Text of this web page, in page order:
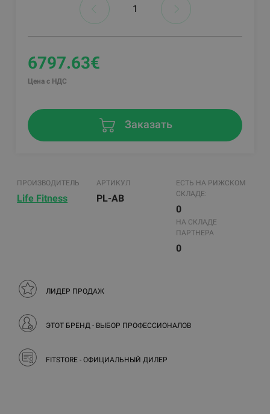
6797.63€
Цена с НДС
Заказать
ПРОИЗВОДИТЕЛЬ
Life Fitness
АРТИКУЛ
PL-AB
ЕСТЬ НА РИЖСКОМ
СКЛАДЕ:
0
НА СКЛАДЕ
ПАРТНЕРА
0
ЛИДЕР ПРОДАЖ
ЭТОТ БРЕНД - ВЫБОР ПРОФЕССИОНАЛОВ
FITSTORE - ОФИЦИАЛЬНЫЙ ДИЛЕР